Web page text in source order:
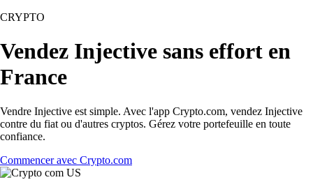
CRYPTO
Vendez Injective sans effort en
France
Vendre Injective est simple. Avec l'app Crypto.com, vendez Injective
contre du fiat ou d'autres cryptos. Gérez votre portefeuille en toute
confiance.
Commencer avec Crypto.com